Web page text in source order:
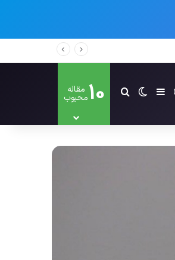
ورودسایدبارتغییر پوسته
جستجو برای
10 مقاله
محبوب